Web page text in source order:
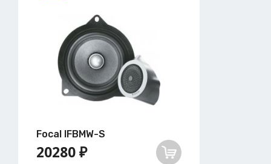
Focal IFBMW-S
20280 ₽